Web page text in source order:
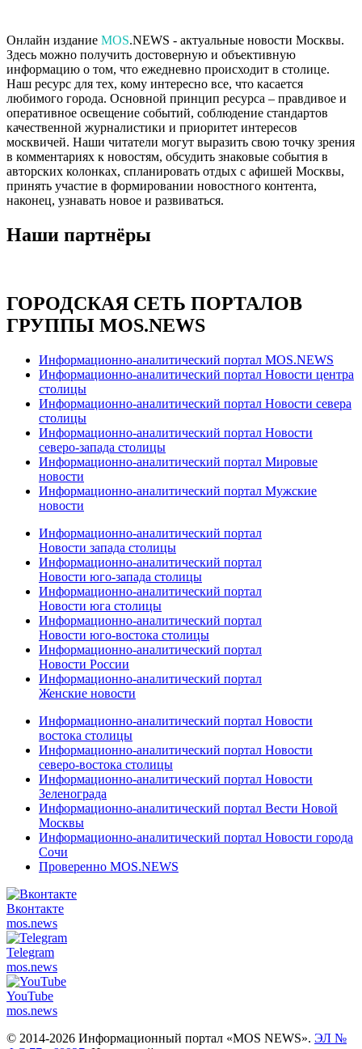
Онлайн издание MOS.NEWS - актуальные новости Москвы.
Здесь можно получить достоверную и объективную
информацию о том, что ежедневно происходит в столице.
Наш ресурс для тех, кому интересно все, что касается
любимого города. Основной принцип ресурса – правдивое и
оперативное освещение событий, соблюдение стандартов
качественной журналистики и приоритет интересов
москвичей. Наши читатели могут выразить свою точку зрения
в комментариях к новостям, обсудить знаковые события в
авторских колонках, спланировать отдых с афишей Москвы,
принять участие в формировании новостного контента,
наконец, узнавать новое и развиваться.
Наши партнёры
ГОРОДСКАЯ СЕТЬ ПОРТАЛОВ
ГРУППЫ MOS.NEWS
Информационно-аналитический портал MOS.NEWS
Информационно-аналитический портал Новости центра
столицы
Информационно-аналитический портал Новости севера
столицы
Информационно-аналитический портал Новости
северо-запада столицы
Информационно-аналитический портал Мировые
новости
Информационно-аналитический портал Мужские
новости
Информационно-аналитический портал
Новости запада столицы
Информационно-аналитический портал
Новости юго-запада столицы
Информационно-аналитический портал
Новости юга столицы
Информационно-аналитический портал
Новости юго-востока столицы
Информационно-аналитический портал
Новости России
Информационно-аналитический портал
Женские новости
Информационно-аналитический портал Новости
востока столицы
Информационно-аналитический портал Новости
северо-востока столицы
Информационно-аналитический портал Новости
Зеленограда
Информационно-аналитический портал Вести Новой
Москвы
Информационно-аналитический портал Новости города
Сочи
Проверенно MOS.NEWS
Вконтакте
mos.news
Telegram
mos.news
YouTube
mos.news
© 2014-2026 Информационный портал «MOS NEWS». ЭЛ №